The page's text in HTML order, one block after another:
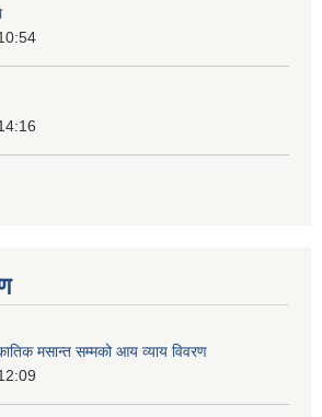
मसान्त सम्मको आय व्याय विवरण